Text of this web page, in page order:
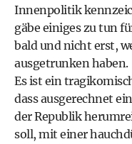
Innenpolitik
gäbe einiges zu tun
bald und nicht erst,
ausgetrunken haben.
Es ist ein
dass ausgerechnet
der Republik
soll, mit einer